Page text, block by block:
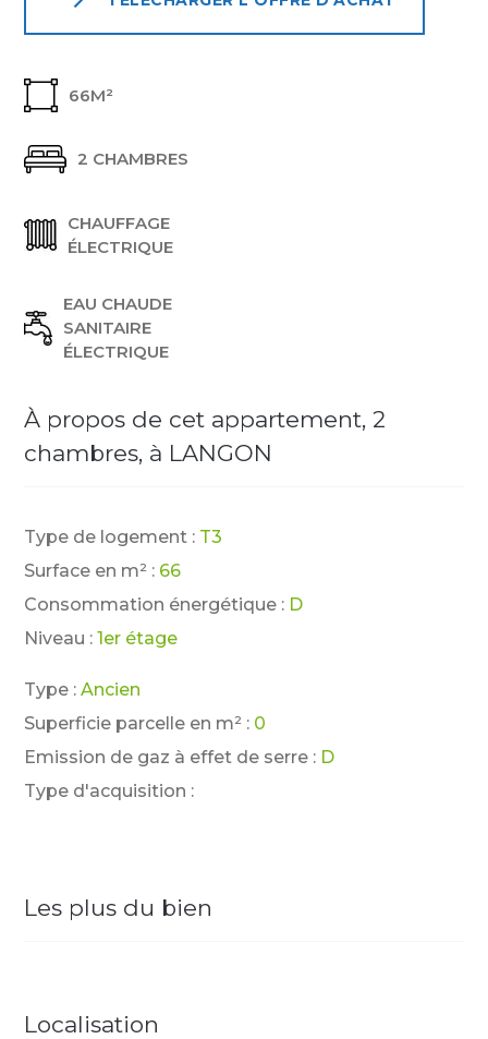
66M²
2 CHAMBRES
CHAUFFAGE
ÉLECTRIQUE
EAU CHAUDE
SANITAIRE
ÉLECTRIQUE
À propos de cet appartement, 2
chambres, à LANGON
Type de logement : T3
Surface en m² : 66
Consommation énergétique : D
Niveau :1er étage
Type :Ancien
Superficie parcelle en m² : 0
Emission de gaz à effet de serre : D
Type d'acquisition :
Les plus du bien
Localisation